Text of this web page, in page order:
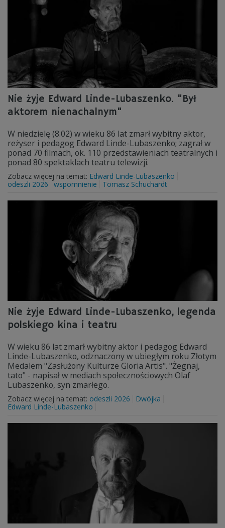
Nie żyje Edward Linde-Lubaszenko. "Był
aktorem nienachalnym"
W niedzielę (8.02) w wieku 86 lat zmarł wybitny aktor,
reżyser i pedagog Edward Linde-Lubaszenko; zagrał w
ponad 70 filmach, ok. 110 przedstawieniach teatralnych i
ponad 80 spektaklach teatru telewizji.
Zobacz więcej na temat: Edward Linde-Lubaszenko
odeszli 2026
wspomnienie Tomasz Schuchardt
Nie żyje Edward Linde-Lubaszenko, legenda
polskiego kina i teatru
W wieku 86 lat zmarł wybitny aktor i pedagog Edward
Linde-Lubaszenko, odznaczony w ubiegłym roku Złotym
Medalem "Zasłużony Kulturze Gloria Artis". "Żegnaj,
tato" - napisał w mediach społecznościowych Olaf
Lubaszenko, syn zmarłego.
Zobacz więcej na temat: odeszli 2026
Dwójka
Edward Linde-Lubaszenko